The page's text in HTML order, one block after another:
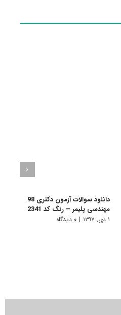
دانلود سوالات آزمون دکتری 98
مهندسی پلیمر – رنگ کد 2341
۱ دی, ۱۳۹۷ | ۰ دیدگاه